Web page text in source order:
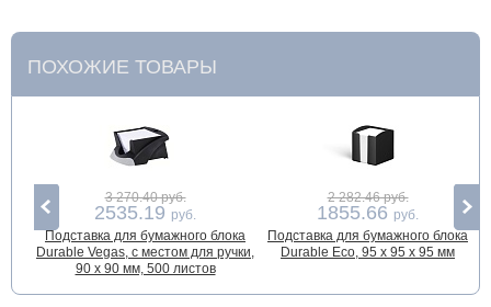
ПОХОЖИЕ ТОВАРЫ
3 270.40 руб.
2535.19 руб.
Подставка для бумажного блока
Durable Vegas, с местом для ручки,
90 х 90 мм, 500 листов
2 282.46 руб.
1855.66 руб.
Подставка для бумажного блока
Durable Eco, 95 x 95 x 95 мм